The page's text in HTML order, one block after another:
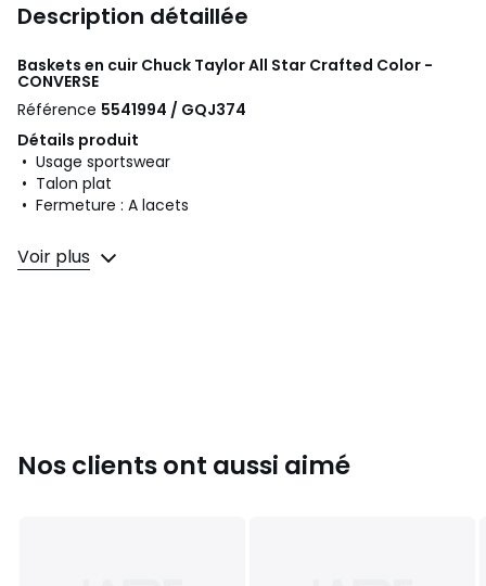
Description détaillée
Baskets en cuir Chuck Taylor All Star Crafted Color -
CONVERSE
Référence 5541994 / GQJ374
Détails produit
• Usage sportswear
• Talon plat
• Fermeture : A lacets
Composition et Entretien
• Dessus/Tige : 100% cuir
Voir plus
Nos clients ont aussi aimé